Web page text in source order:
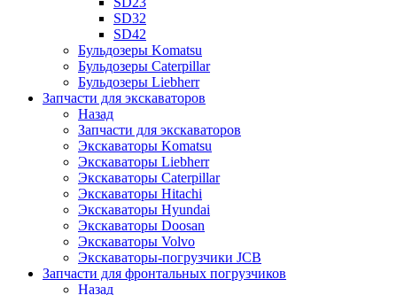
SD32
SD42
Бульдозеры Komatsu
Бульдозеры Caterpillar
Бульдозеры Liebherr
Запчасти для экскаваторов
Назад
Запчасти для экскаваторов
Экскаваторы Komatsu
Экскаваторы Liebherr
Экскаваторы Caterpillar
Экскаваторы Hitachi
Экскаваторы Hyundai
Экскаваторы Doosan
Экскаваторы Volvo
Экскаваторы-погрузчики JCB
Запчасти для фронтальных погрузчиков
Назад